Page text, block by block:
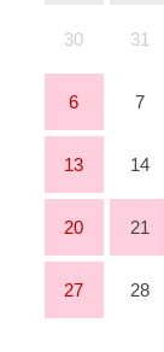
30 31
6 7
13 14
20 21
27 28